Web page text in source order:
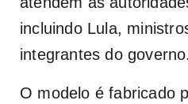
incluindo Lula,
integrantes do governo.
O modelo é fabricado